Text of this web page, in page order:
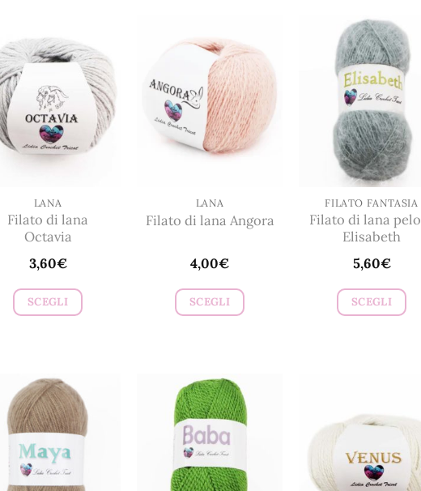
più
varianti.
Le
opzioni
possono
essere
nella
pagina
del
prodotto
più
varianti.
Le
opzioni
possono
essere
nella
pagina
prodotto
ha
più
varianti.
Le
opzioni
possono
essere
scelte
nella
pagina
del
prodotto
LANA
Filato di lana
Octavia
3,60€
SCEGLI
più
varianti.
Le
opzioni
possono
LANA
Filato di lana Angora
4,00€
SCEGLI
più
varianti.
Le
opzioni
possono
FILATO FANTASIA
Filato di lana
Elisabeth
5,60€
SCEGLI
Le
opzioni
possono